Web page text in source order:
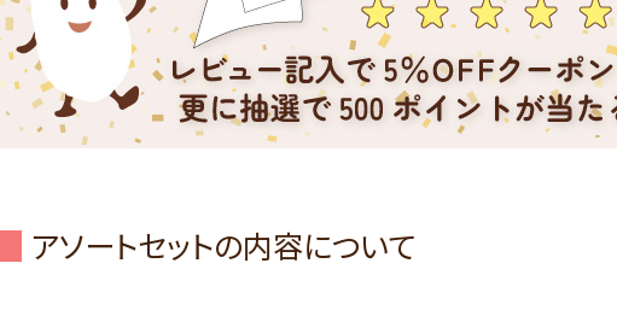
アソートセットの内容について